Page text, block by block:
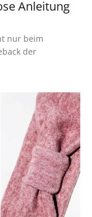
Anleitung
nur beim
der